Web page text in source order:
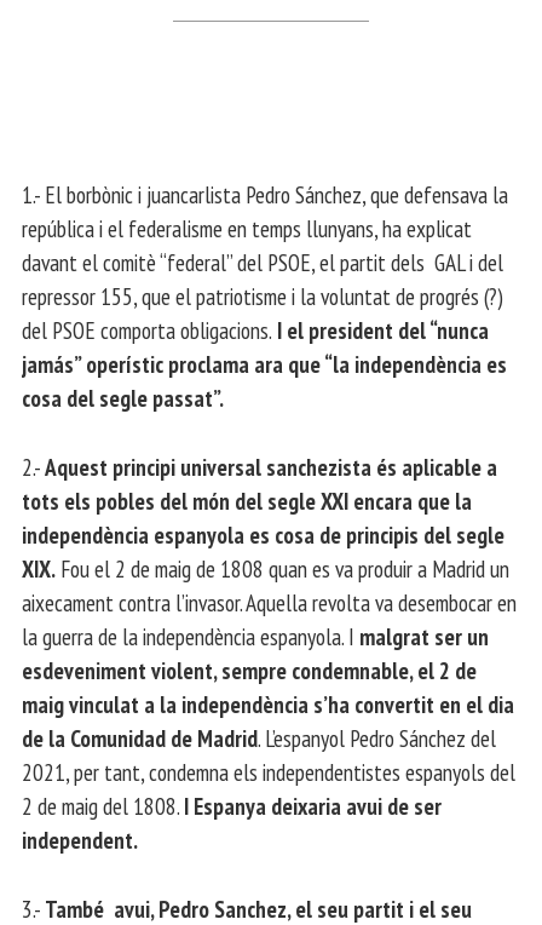
1.- El borbònic i juancarlista Pedro Sánchez, que defensava la
república i el federalisme en temps llunyans, ha explicat
davant el comitè “federal” del PSOE, el partit dels GAL i del
repressor 155, que el patriotisme i la voluntat de progrés (?)
del PSOE comporta obligacions. I el president del “nunca
jamás” operístic proclama ara que “la independència es
cosa del segle passat”.
2.-Aquest principi universal sanchezista és aplicable a
tots els pobles del món del segle XXI encara que la
independència espanyola es cosa de principis del segle
XIX. Fou el 2 de maig de 1808 quan es va produir a Madrid un
aixecament contra l’invasor. Aquella revolta va desembocar en
la guerra de la independència espanyola. I malgrat ser un
esdeveniment violent, sempre condemnable, el 2 de
maig vinculat a la independència s’ha convertit en el dia
de la Comunidad de Madrid. L’espanyol Pedro Sánchez del
2021, per tant, condemna els independentistes espanyols del
2 de maig del 1808. I Espanya deixaria avui de ser
independent.
3.- També avui, Pedro Sanchez, el seu partit i el seu